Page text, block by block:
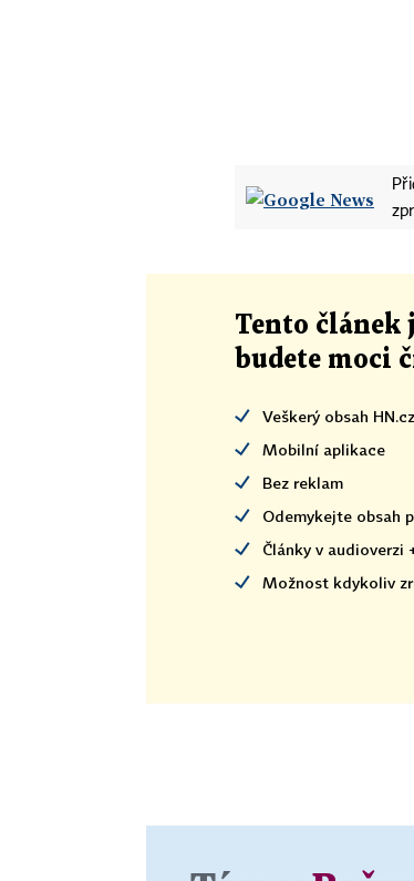
Tento článek
budete moci
Veškerý obsah HN.cz
Mobilní aplikace
Bez reklam
Odemykejte obsah
Články v audioverzi
Možnost kdykoliv